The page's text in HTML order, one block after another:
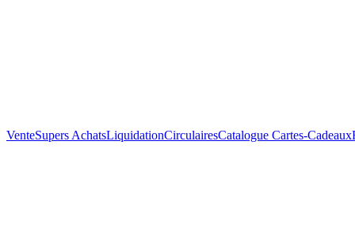
VenteSupers AchatsLiquidationCirculairesCatalogue Cartes-Cadeaux